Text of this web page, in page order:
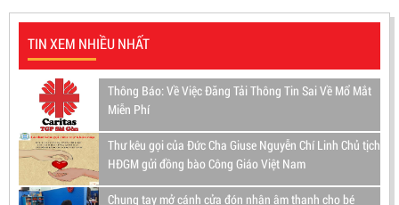
TIN XEM NHIỀU NHẤT
Thông Báo: Về Việc Đăng Tải Thông Tin Sai Về Mổ Mắt
Miễn Phí
Thư kêu gọi của Đức Cha Giuse Nguyễn Chí Linh Chủ tịch
HĐGM gửi đồng bào Công Giáo Việt Nam
Chung tay mở cánh cửa đón nhận âm thanh cho bé